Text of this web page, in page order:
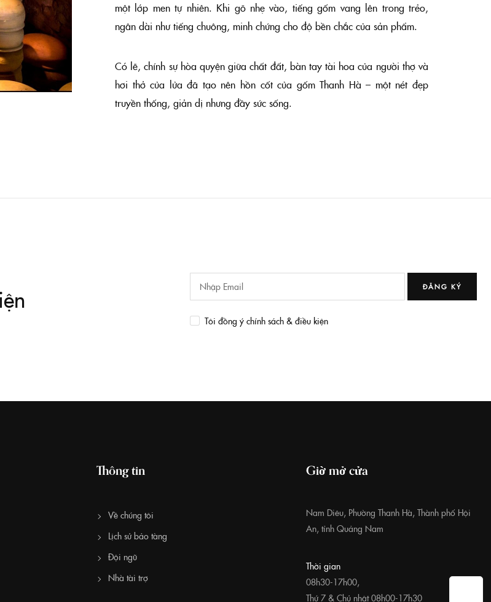
một lớp men tự nhiên. Khi gõ nhẹ vào, tiếng gốm vang lên trong trẻo,
ngân dài như tiếng chuông, minh chứng cho độ bền chắc của sản phẩm.
Có lẽ, chính sự hòa quyện giữa chất đất, bàn tay tài hoa của người thợ và
hơi thở của lửa đã tạo nên hồn cốt của gốm Thanh Hà – một nét đẹp
truyền thống, giản dị nhưng đầy sức sống.
ĐĂNG KÝ
Tôi đồng ý chính sách & điều kiện
Thông tin
Về chúng tôi
Lịch sử bảo tàng
Đội ngũ
Nhà tài trợ
Giờ mở cửa
Nam Diêu, Phường Thanh Hà, Thành phố Hội
An, tỉnh Quảng Nam
Thời gian
08h30-17h00,
Thứ 7 & Chủ nhật 08h00-17h30